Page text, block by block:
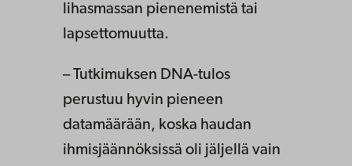
lihasmassan pienenemistä tai
lapsettomuutta.
– Tutkimuksen DNA-tulos
perustuu hyvin pieneen
datamäärään, koska haudan
ihmisjäännöksissä oli jäljellä vain